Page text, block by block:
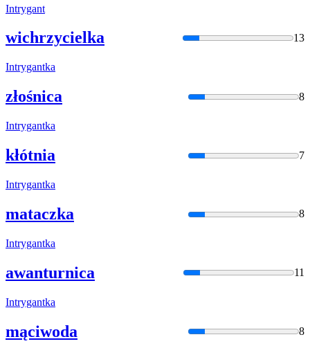
Intrygant
wichrzycielka 13
Intrygantka
złośnica 8
Intrygantka
kłótnia 7
Intrygantka
mataczka 8
Intrygantka
awanturnica 11
Intrygantka
mąciwoda 8